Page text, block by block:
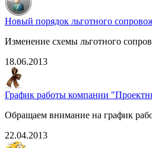
Новый порядок льготного
Изменение схемы льготного
18.06.2013
График работы компании
Обращаем внимание на график
22.04.2013